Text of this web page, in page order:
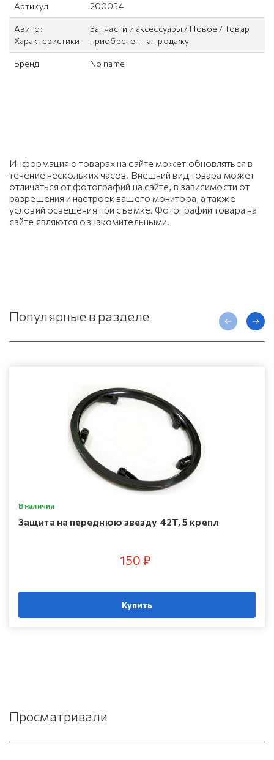
Артикул 200054
Авито:
Характеристики
Запчасти и аксессуары / Новое / Товар
приобретен на продажу
Бренд No name
Информация о товарах на сайте может обновляться в
течение нескольких часов. Внешний вид товара может
отличаться от фотографий на сайте, в зависимости от
разрешения и настроек вашего монитора, а также
условий освещения при съемке. Фотографии товара на
сайте являются ознакомительными.
Популярные в разделе
В наличии
Защита на переднюю звезду 42T, 5 крепл
150 ₽
Купить
Просматривали